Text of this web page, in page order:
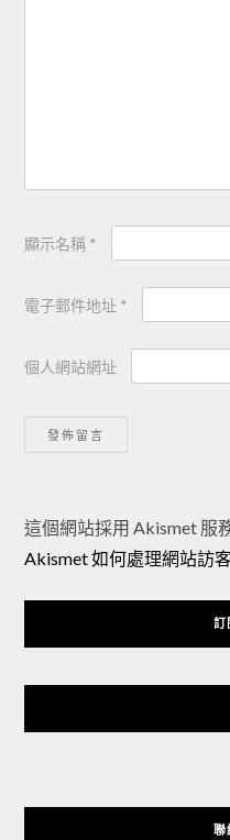
顯示名稱 *
電子郵件地址 *
個人網站網址
Alternative:
這個網站採用 Akismet 服
Akismet 如何處理網站訪
訂
聯